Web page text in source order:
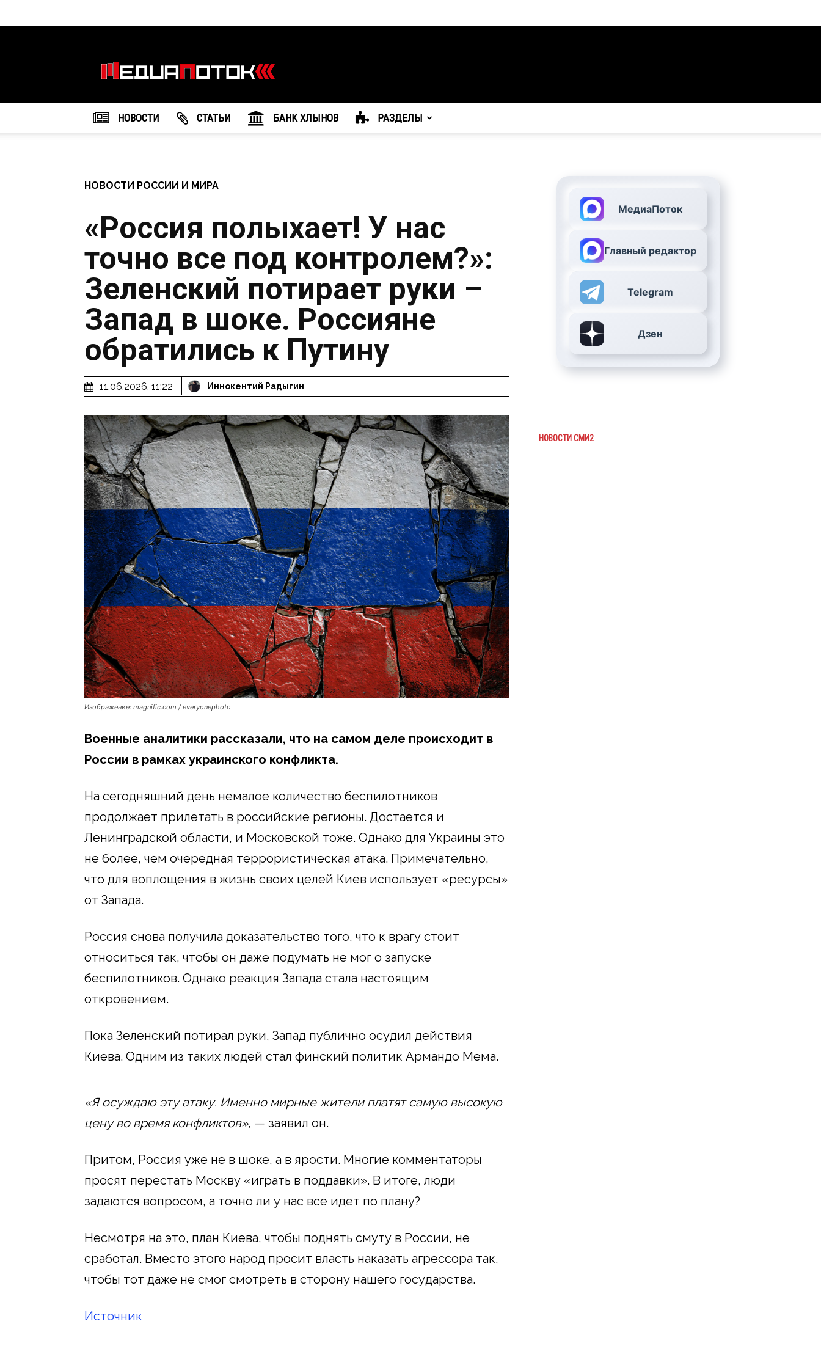
агентство
"МедиаПоток"
НОВОСТИ CТАТЬИ БАНК ХЛЫНОВ РАЗДЕЛЫ
НОВОСТИ РОССИИ И МИРА
«Россия полыхает! У нас
точно все под контролем?»:
Зеленский потирает руки –
Запад в шоке. Россияне
обратились к Путину
11.06.2026, 11:22 Иннокентий Радыгин
Изображение: magnific.com / everyonephoto
Военные аналитики рассказали, что на самом деле происходит в
России в рамках украинского конфликта.
На сегодняшний день немалое количество беспилотников
продолжает прилетать в российские регионы. Достается и
Ленинградской области, и Московской тоже. Однако для Украины это
не более, чем очередная террористическая атака. Примечательно,
что для воплощения в жизнь своих целей Киев использует «ресурсы»
от Запада.
Россия снова получила доказательство того, что к врагу стоит
относиться так, чтобы он даже подумать не мог о запуске
беспилотников. Однако реакция Запада стала настоящим
откровением.
Пока Зеленский потирал руки, Запад публично осудил действия
Киева. Одним из таких людей стал финский политик Армандо Мема.
«Я осуждаю эту атаку. Именно мирные жители платят самую высокую
цену во время конфликтов», — заявил он.
Притом, Россия уже не в шоке, а в ярости. Многие комментаторы
просят перестать Москву «играть в поддавки». В итоге, люди
задаются вопросом, а точно ли у нас все идет по плану?
Несмотря на это, план Киева, чтобы поднять смуту в России, не
сработал. Вместо этого народ просит власть наказать агрессора так,
чтобы тот даже не смог смотреть в сторону нашего государства.
Источник
МедиаПоток
Главный редактор
Telegram
Дзен
НОВОСТИ СМИ2